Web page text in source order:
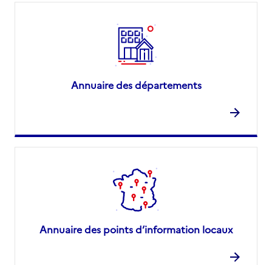
Annuaire des départements
Annuaire des points d’information locaux